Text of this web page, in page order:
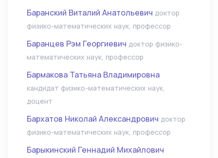
Баранский Виталий Анатольевич доктор
физико-математических наук, профессор
Баранцев Рэм Георгиевич доктор физико-
математических наук, профессор
Бармакова Татьяна Владимировна
кандидат физико-математических наук,
доцент
Бархатов Николай Александрович доктор
физико-математических наук, профессор
Барыкинский Геннадий Михайлович